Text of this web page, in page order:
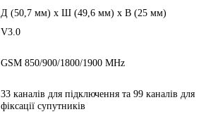
Д (50,7 мм) x Ш (49,6 мм) x В (25 мм)
V3.0
GSM 850/900/1800/1900 MHz
33 каналів для підключення та 99 каналів для
фіксації супутників